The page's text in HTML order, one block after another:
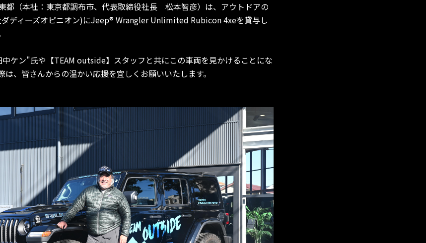
都（本社：東京都調布市、代表取締役社長 松本智彦）は、アウトドアの
ディーズオピニオン)にJeep® Wrangler Unlimited Rubicon 4xeを貸与し
ケン"氏や【TEAM outside】スタッフと共にこの車両を見かけることにな
は、皆さんからの温かい応援を宜しくお願いいたします。